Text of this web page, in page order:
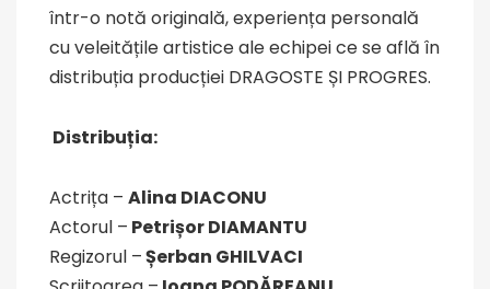
într-o notă originală, experiența personală
cu veleitățile artistice ale echipei ce se află în
distribuția producției DRAGOSTE ȘI PROGRES.
Distribuția:
Actrița – Alina DIACONU
Actorul – Petrișor DIAMANTU
Regizorul –Șerban GHILVACI